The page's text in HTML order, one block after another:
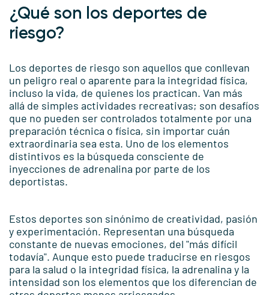
¿Qué son los deportes de
riesgo?
Los deportes de riesgo son aquellos que conllevan
un peligro real o aparente para la integridad física,
incluso la vida, de quienes los practican. Van más
allá de simples actividades recreativas; son desafíos
que no pueden ser controlados totalmente por una
preparación técnica o física, sin importar cuán
extraordinaria sea esta. Uno de los elementos
distintivos es la búsqueda consciente de
inyecciones de adrenalina por parte de los
deportistas.
Estos deportes son sinónimo de creatividad, pasión
y experimentación. Representan una búsqueda
constante de nuevas emociones, del "más difícil
todavía". Aunque esto puede traducirse en riesgos
para la salud o la integridad física, la adrenalina y la
intensidad son los elementos que los diferencian de